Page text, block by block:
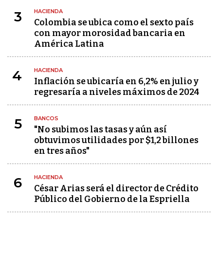
3 HACIENDA
Colombia se ubica como el sexto país
con mayor morosidad bancaria en
América Latina
4 HACIENDA
Inflación se ubicaría en 6,2% en julio y
regresaría a niveles máximos de 2024
5 BANCOS
"No subimos las tasas y aún así
obtuvimos utilidades por $1,2 billones
en tres años"
6 HACIENDA
César Arias será el director de Crédito
Público del Gobierno de la Espriella